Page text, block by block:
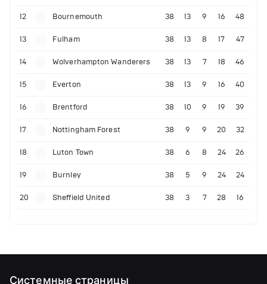
12 Bournemouth 38 13 9 16 48
13 Fulham 38 13 8 17 47
14 Wolverhampton Wanderers 38 13 7 18 46
15 Everton 38 13 9 16 40
16 Brentford 38 10 9 19 39
17 Nottingham Forest 38 9 9 20 32
18 Luton Town 38 6 8 24 26
19 Burnley 38 5 9 24 24
20 Sheffield United 38 3 7 28 16
Системные страницы